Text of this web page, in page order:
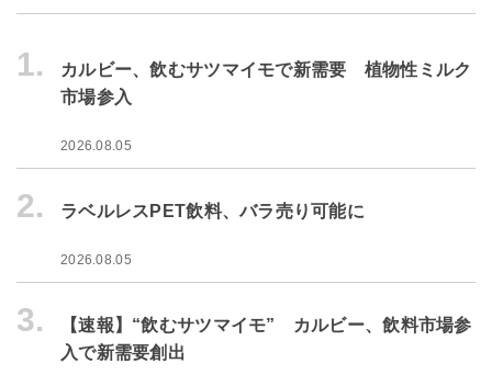
1.
カルビー、飲むサツマイモで新需要 植物性ミルク
市場参入
2026.08.05
2. ラベルレスPET飲料、バラ売り可能に
2026.08.05
3.
【速報】“飲むサツマイモ” カルビー、飲料市場参
入で新需要創出